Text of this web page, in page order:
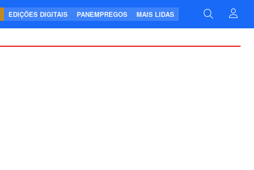
EDIÇÕES DIGITAIS PANEMPREGOS MAIS LIDAS